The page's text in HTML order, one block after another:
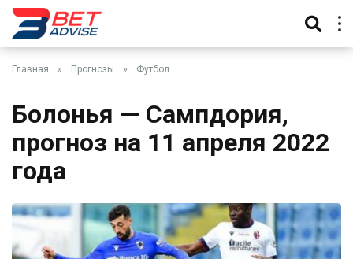
Главная » Прогнозы » Футбол
Болонья — Сампдория,
прогноз на 11 апреля 2022
года